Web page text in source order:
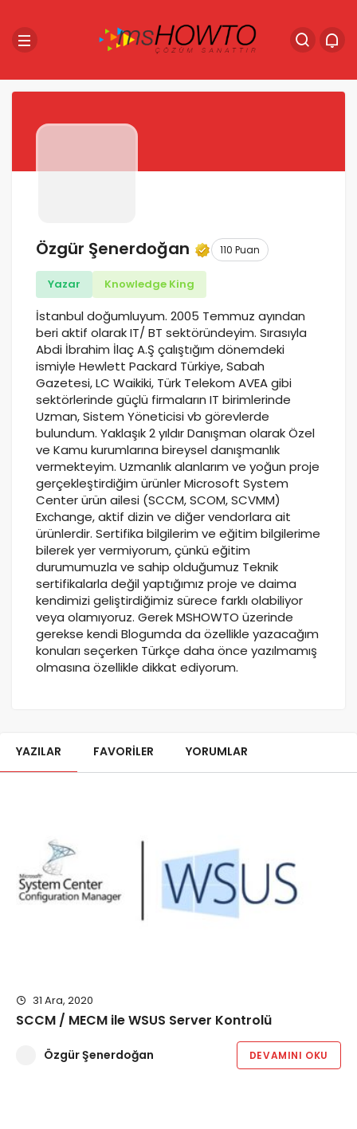
Özgür Şenerdoğan 110 Puan
Yazar Knowledge King
İstanbul doğumluyum. 2005 Temmuz ayından
beri aktif olarak IT/ BT sektöründeyim. Sırasıyla
Abdi İbrahim İlaç A.Ş çalıştığım dönemdeki
ismiyle Hewlett Packard Türkiye, Sabah
Gazetesi, LC Waikiki, Türk Telekom AVEA gibi
sektörlerinde güçlü firmaların IT birimlerinde
Uzman, Sistem Yöneticisi vb görevlerde
bulundum. Yaklaşık 2 yıldır Danışman olarak Özel
ve Kamu kurumlarına bireysel danışmanlık
vermekteyim. Uzmanlık alanlarım ve yoğun proje
gerçekleştirdiğim ürünler Microsoft System
Center ürün ailesi (SCCM, SCOM, SCVMM)
Exchange, aktif dizin ve diğer vendorlara ait
ürünlerdir. Sertifika bilgilerim ve eğitim bilgilerime
bilerek yer vermiyorum, çünkü eğitim
durumumuzla ve sahip olduğumuz Teknik
sertifikalarla değil yaptığımız proje ve daima
kendimizi geliştirdiğimiz sürece farklı olabiliyor
veya olamıyoruz. Gerek MSHOWTO üzerinde
gerekse kendi Blogumda da özellikle yazacağım
konuları seçerken Türkçe daha önce yazılmamış
olmasına özellikle dikkat ediyorum.
YAZILAR FAVORILER YORUMLAR
31 Ara, 2020
SCCM / MECM ile WSUS Server Kontrolü
Özgür Şenerdoğan DEVAMINI OKU